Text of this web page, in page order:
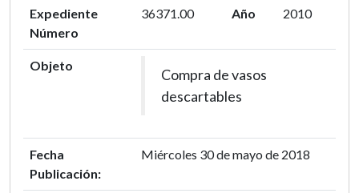
Expediente
Número
36371.00 Año 2010
Objeto
Compra de vasos
descartables
Fecha
Publicación:
Miércoles 30 de mayo de 2018